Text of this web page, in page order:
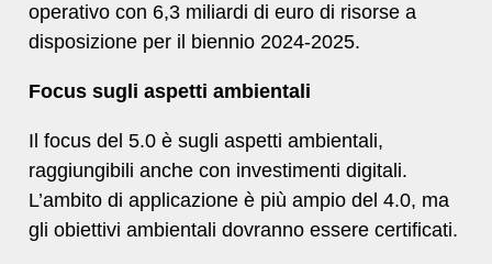
operativo con 6,3 miliardi di euro di risorse a
disposizione per il biennio 2024-2025.
Focus sugli aspetti ambientali
Il focus del 5.0 è sugli aspetti ambientali,
raggiungibili anche con investimenti digitali.
L’ambito di applicazione è più ampio del 4.0, ma
gli obiettivi ambientali dovranno essere certificati.